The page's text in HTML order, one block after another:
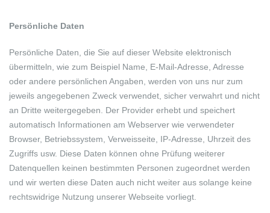
Persönliche Daten
Persönliche Daten, die Sie auf dieser Website elektronisch
übermitteln, wie zum Beispiel Name, E-Mail-Adresse, Adresse
oder andere persönlichen Angaben, werden von uns nur zum
jeweils angegebenen Zweck verwendet, sicher verwahrt und nicht
an Dritte weitergegeben. Der Provider erhebt und speichert
automatisch Informationen am Webserver wie verwendeter
Browser, Betriebssystem, Verweisseite, IP-Adresse, Uhrzeit des
Zugriffs usw. Diese Daten können ohne Prüfung weiterer
Datenquellen keinen bestimmten Personen zugeordnet werden
und wir werten diese Daten auch nicht weiter aus solange keine
rechtswidrige Nutzung unserer Webseite vorliegt.